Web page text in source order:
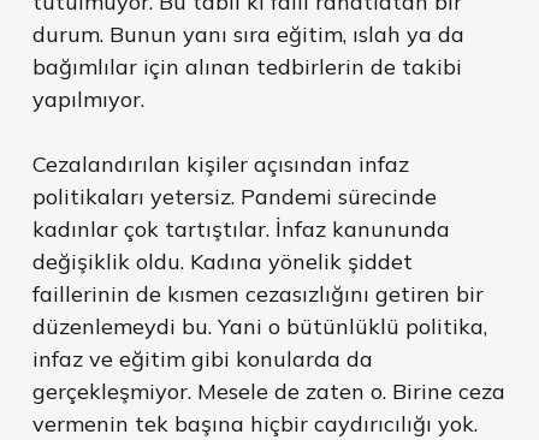
durum. Bunun yanı sıra eğitim, ıslah ya da
bağımlılar için alınan tedbirlerin de takibi
yapılmıyor.
Cezalandırılan kişiler açısından infaz
politikaları yetersiz. Pandemi sürecinde
kadınlar çok tartıştılar. İnfaz kanununda
değişiklik oldu. Kadına yönelik şiddet
faillerinin de kısmen cezasızlığını getiren bir
düzenlemeydi bu. Yani o bütünlüklü politika,
infaz ve eğitim gibi konularda da
gerçekleşmiyor. Mesele de zaten o. Birine ceza
vermenin tek başına hiçbir caydırıcılığı yok.